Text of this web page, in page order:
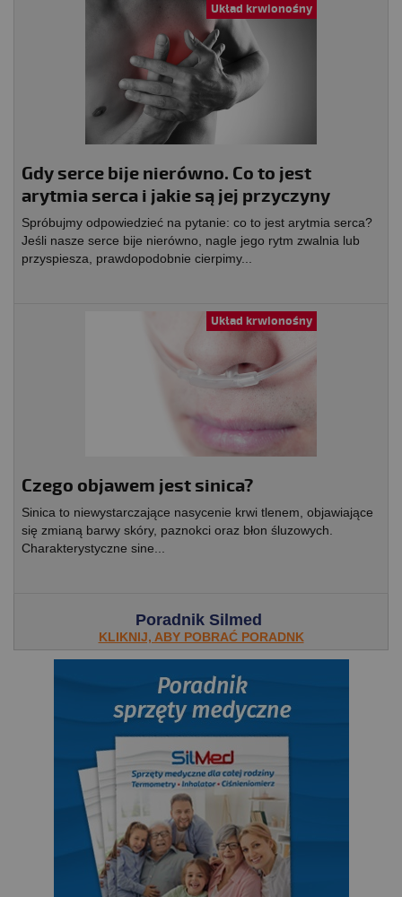
Układ krwionośny
Gdy serce bije nierówno. Co to jest
arytmia serca i jakie są jej przyczyny
Spróbujmy odpowiedzieć na pytanie: co to jest arytmia serca?
Jeśli nasze serce bije nierówno, nagle jego rytm zwalnia lub
przyspiesza, prawdopodobnie cierpimy...
Układ krwionośny
Czego objawem jest sinica?
Sinica to niewystarczające nasycenie krwi tlenem, objawiające
się zmianą barwy skóry, paznokci oraz błon śluzowych.
Charakterystyczne sine...
Poradnik Silmed
KLIKNIJ, ABY POBRAĆ PORADNK